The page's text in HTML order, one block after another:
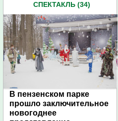
СПЕКТАКЛЬ (34)
В пензенском парке
прошло заключительное
новогоднее